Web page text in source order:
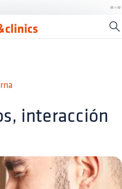
interacción